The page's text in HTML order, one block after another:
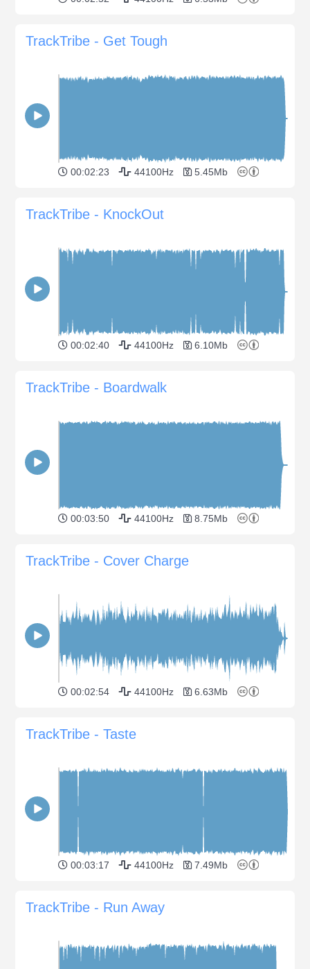
TrackTribe - Get Tough
00:02:23 44100Hz 5.45Mb
TrackTribe - KnockOut
00:02:40 44100Hz 6.10Mb
TrackTribe - Boardwalk
00:03:50 44100Hz 8.75Mb
TrackTribe - Cover Charge
00:02:54 44100Hz 6.63Mb
TrackTribe - Taste
00:03:17 44100Hz 7.49Mb
TrackTribe - Run Away